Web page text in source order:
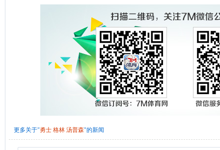
更多关于"勇士 格林 汤普森"的新闻